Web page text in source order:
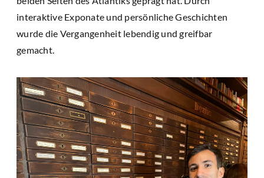
interaktive Exponate und persönliche Geschichten
wurde die Vergangenheit lebendig und greifbar
gemacht.